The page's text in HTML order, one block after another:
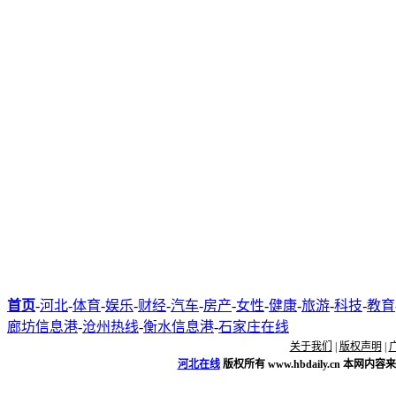
首页-河北-体育-娱乐-财经-汽车-房产-女性-健康-旅游-科技-教育
廊坊信息港-沧州热线-衡水信息港-石家庄在线
关于我们 | 版权声明 |
河北在线版权所有 www.hbdaily.cn 本网内容